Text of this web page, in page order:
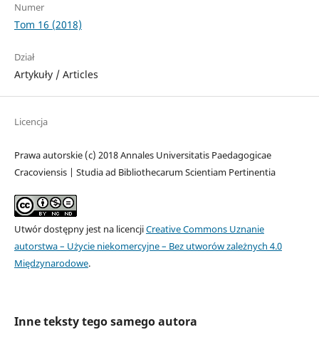
Numer
Tom 16 (2018)
Dział
Artykuły / Articles
Licencja
Prawa autorskie (c) 2018 Annales Universitatis Paedagogicae
Cracoviensis | Studia ad Bibliothecarum Scientiam Pertinentia
Utwór dostępny jest na licencjiCreative Commons Uznanie
autorstwa – Użycie niekomercyjne – Bez utworów zależnych 4.0
Międzynarodowe.
Inne teksty tego samego autora